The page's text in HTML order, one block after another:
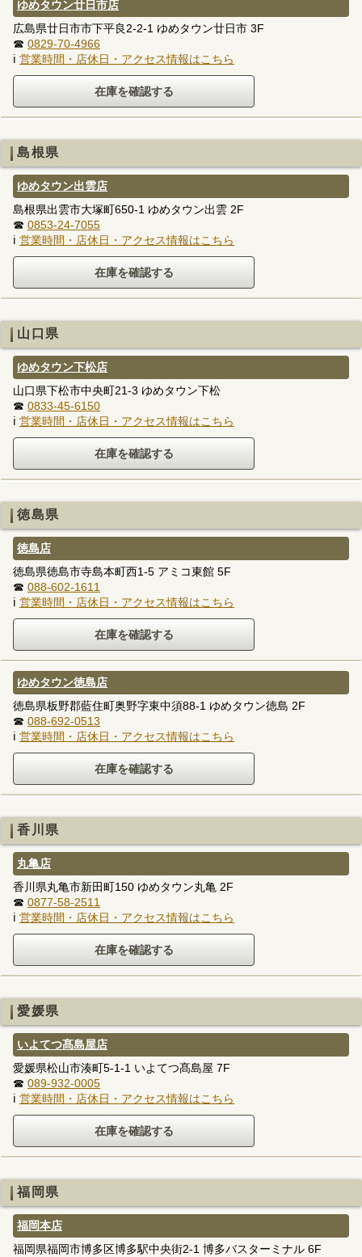
ゆめタウン廿日市店
広島県廿日市市下平良2-2-1 ゆめタウン廿日市 3F
☎ 0829-70-4966
ℹ 営業時間・店休日・アクセス情報はこちら
島根県
ゆめタウン出雲店
島根県出雲市大塚町650-1 ゆめタウン出雲 2F
☎ 0853-24-7055
ℹ 営業時間・店休日・アクセス情報はこちら
山口県
ゆめタウン下松店
山口県下松市中央町21-3 ゆめタウン下松
☎ 0833-45-6150
ℹ 営業時間・店休日・アクセス情報はこちら
徳島県
徳島店
徳島県徳島市寺島本町西1-5 アミコ東館 5F
☎ 088-602-1611
ℹ 営業時間・店休日・アクセス情報はこちら
ゆめタウン徳島店
徳島県板野郡藍住町奥野字東中須88-1 ゆめタウン徳島 2F
☎ 088-692-0513
ℹ 営業時間・店休日・アクセス情報はこちら
香川県
丸亀店
香川県丸亀市新田町150 ゆめタウン丸亀 2F
☎ 0877-58-2511
ℹ 営業時間・店休日・アクセス情報はこちら
愛媛県
いよてつ髙島屋店
愛媛県松山市湊町5-1-1 いよてつ髙島屋 7F
☎ 089-932-0005
ℹ 営業時間・店休日・アクセス情報はこちら
福岡県
福岡本店
福岡県福岡市博多区博多駅中央街2-1 博多バスターミナル 6F